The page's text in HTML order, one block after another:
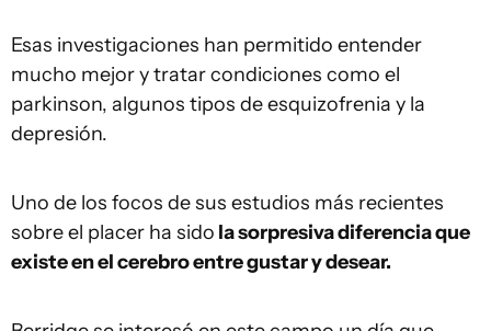
Esas investigaciones han permitido entender
mucho mejor y tratar condiciones como el
parkinson, algunos tipos de esquizofrenia y la
depresión.
Uno de los focos de sus estudios más recientes
sobre el placer ha sido la sorpresiva diferencia que
existe en el cerebro entre gustar y desear.